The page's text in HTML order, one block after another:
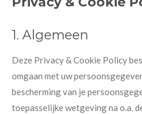
1. Algemeen
Deze Privacy & Cookie Policy
omgaan met uw
bescherming van je
toepasselijke wetgeving na o.a.